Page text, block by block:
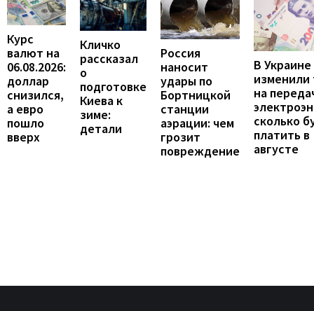
Курс
валют на
06.08.2026:
доллар
снизился,
а евро
пошло
вверх
Кличко
рассказал
о
подготовке
Киева к
зиме:
детали
Россия
наносит
удары по
Бортницкой
станции
аэрации: чем
грозит
повреждение
В Украине
на
сколько
платить в
августе